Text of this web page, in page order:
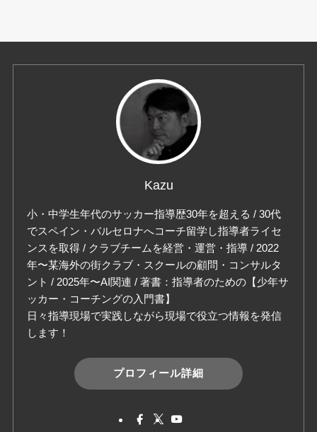
Kazu
小・中学生年代のサッカー指導歴30年を超える / 30代
でスペイン・バルセロナへコーチ留学し指導者ライセ
ンスを取得 / クラブチームを経営・運営・指導 / 2022
年〜某海外の街クラブ・スクールの顧問・コンサルタ
ント / 2025年〜AI関連 / 著書：指導者のための【少年サ
ッカー・コーチングの入門書】
日々指導現場で実践しながら現場で役立つ情報を発信
します！
プロフィール詳細